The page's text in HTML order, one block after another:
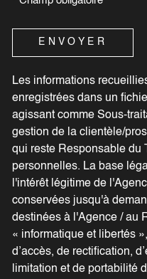
ENVOYER
Les informations
enregistrées dans un
agissant comme Sous-
gestion de la clientèle/
qui reste Responsable du
personnelles. La base
l'intérêt légitime de
conservées jusqu'à
destinées à l'Agence / au
« informatique et libertés
d’accès, de rectification,
limitation et de portabilité